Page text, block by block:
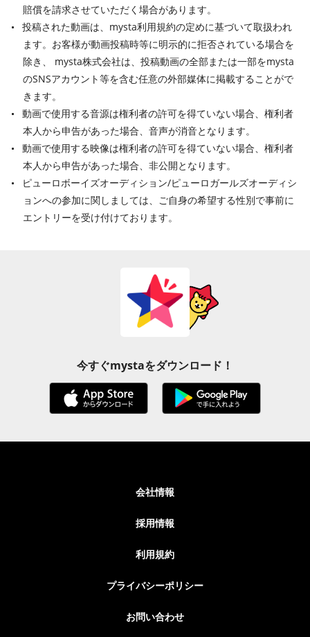
賠償を請求させていただく場合があります。
投稿された動画は、mysta利用規約の定めに基づいて取扱われ
ます。お客様が動画投稿時等に明示的に拒否されている場合を
除き、 mysta株式会社は、投稿動画の全部または一部をmysta
のSNSアカウント等を含む任意の外部媒体に掲載することがで
きます。
動画で使用する音源は権利者の許可を得ていない場合、権利者
本人から申告があった場合、音声が消音となります。
動画で使用する映像は権利者の許可を得ていない場合、権利者
本人から申告があった場合、非公開となります。
ピューロボーイズオーディション/ピューロガールズオーディシ
ョンへの参加に関しましては、ご自身の希望する性別で事前に
エントリーを受け付けております。
今すぐmystaをダウンロード！
会社情報
採用情報
利用規約
プライバシーポリシー
お問い合わせ